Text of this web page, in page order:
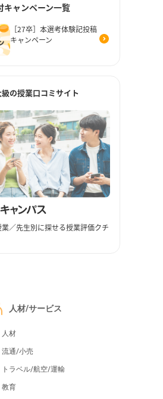
キャンペーン一覧
［27卒］本選考体験記投稿
キャンペーン
の授業口コミサイト
／先生別に探せる授業評価クチ
人材/サービス
人材
流通/小売
トラベル/航空/運輸
教育